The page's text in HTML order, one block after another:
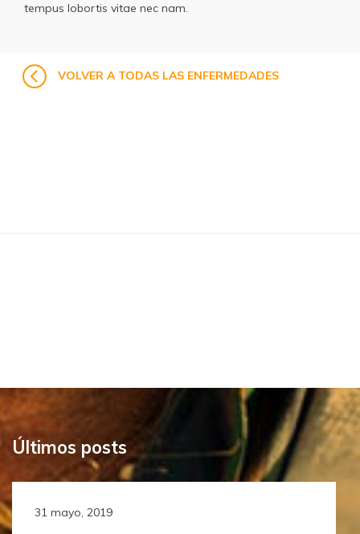
tempus lobortis vitae nec nam.
VOLVER A TODAS LAS ENFERMEDADES
Últimos posts
31 mayo, 2019